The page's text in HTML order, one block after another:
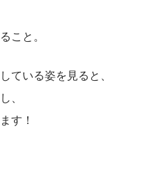
こと。
ている姿を見ると、
、
す！